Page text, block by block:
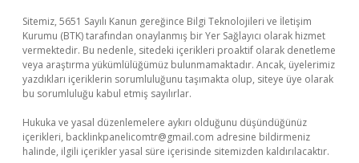
Sitemiz, 5651 Sayılı Kanun gereğince Bilgi Teknolojileri ve İletişim
Kurumu (BTK) tarafından onaylanmış bir Yer Sağlayıcı olarak hizmet
vermektedir. Bu nedenle, sitedeki içerikleri proaktif olarak denetleme
veya araştırma yükümlülüğümüz bulunmamaktadır. Ancak, üyelerimiz
yazdıkları içeriklerin sorumluluğunu taşımakta olup, siteye üye olarak
bu sorumluluğu kabul etmiş sayılırlar.
Hukuka ve yasal düzenlemelere aykırı olduğunu düşündüğünüz
içerikleri, backlinkpanelicomtr@gmail.com adresine bildirmeniz
halinde, ilgili içerikler yasal süre içerisinde sitemizden kaldırılacaktır.